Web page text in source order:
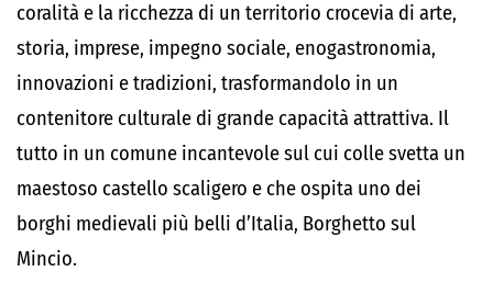
coralità e la ricchezza di un territorio crocevia di arte,
storia, imprese, impegno sociale, enogastronomia,
innovazioni e tradizioni, trasformandolo in un
contenitore culturale di grande capacità attrattiva. Il
tutto in un comune incantevole sul cui colle svetta un
maestoso castello scaligero e che ospita uno dei
borghi medievali più belli d’Italia, Borghetto sul
Mincio.